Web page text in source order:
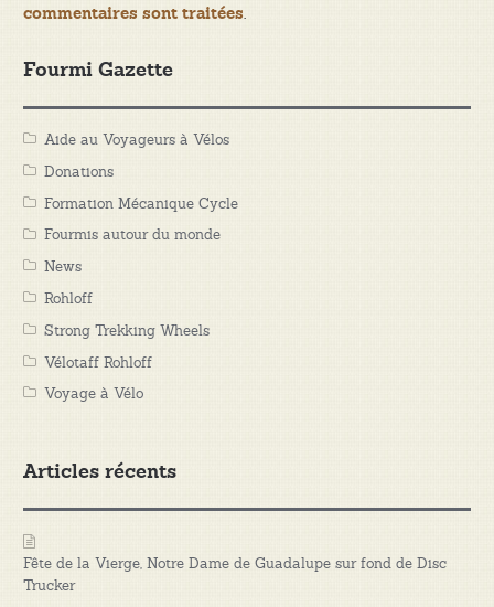
commentaires sont traitées.
Fourmi Gazette
Aide au Voyageurs à Vélos
Donations
Formation Mécanique Cycle
Fourmis autour du monde
News
Rohloff
Strong Trekking Wheels
Vélotaff Rohloff
Voyage à Vélo
Articles récents
Fête de la Vierge, Notre Dame de Guadalupe sur fond de Disc
Trucker